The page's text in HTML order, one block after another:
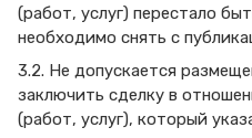
(работ, услуг) перестало
необходимо снять с
3.2. Не допускается
заключить сделку в
(работ, услуг), который